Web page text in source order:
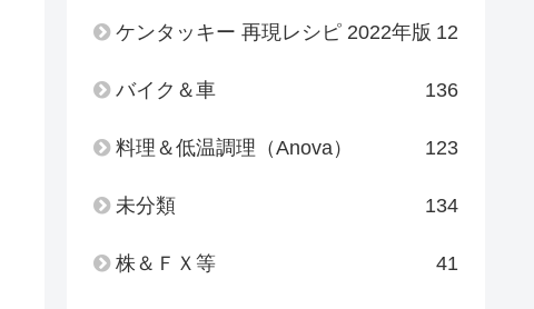
ケンタッキー 再現レシピ 2022年版 12
バイク＆車 136
料理＆低温調理（Anova） 123
未分類 134
株＆ＦＸ等 41